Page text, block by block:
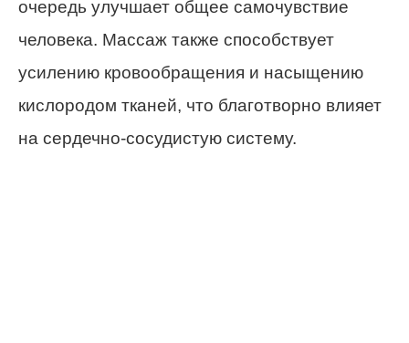
очередь улучшает общее самочувствие
человека. Массаж также способствует
усилению кровообращения и насыщению
кислородом тканей, что благотворно влияет
на сердечно-сосудистую систему.